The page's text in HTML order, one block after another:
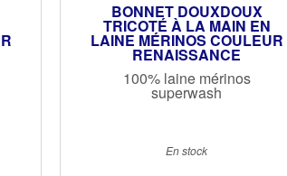
BONNET DOUXDOUX
TRICOTÉ À LA MAIN EN
LAINE MÉRINOS COULEUR
RENAISSANCE
100% laine mérinos
superwash
En stock